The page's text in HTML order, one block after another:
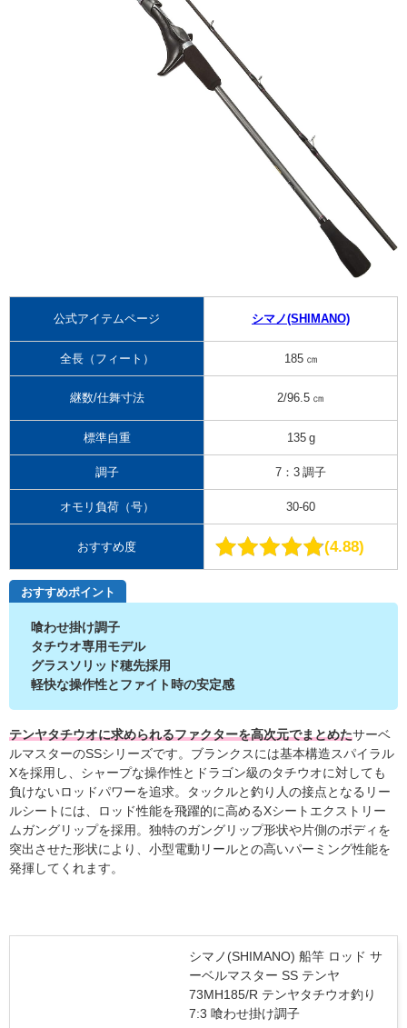
公式アイテムページ シマノ(SHIMANO)
全長（フィート） 185 ㎝
継数/仕舞寸法 2/96.5 ㎝
標準自重 135 g
調子 7：3 調子
オモリ負荷（号） 30-60
おすすめ度 4.88
おすすめポイント
喰わせ掛け調子
タチウオ専用モデル
グラスソリッド穂先採用
軽快な操作性とファイト時の安定感
テンヤタチウオに求められるファクターを高次元でまとめたサーベ
ルマスターのSSシリーズです。ブランクスには基本構造スパイラル
Xを採用し、シャープな操作性とドラゴン級のタチウオに対しても
負けないロッドパワーを追求。タックルと釣り人の接点となるリー
ルシートには、ロッド性能を飛躍的に高めるXシートエクストリー
ムガングリップを採用。独特のガングリップ形状や片側のボディを
突出させた形状により、小型電動リールとの高いパーミング性能を
発揮してくれます。
シマノ(SHIMANO) 船竿 ロッド サ
ーベルマスター SS テンヤ
73MH185/R テンヤタチウオ釣り
7:3 喰わせ掛け調子